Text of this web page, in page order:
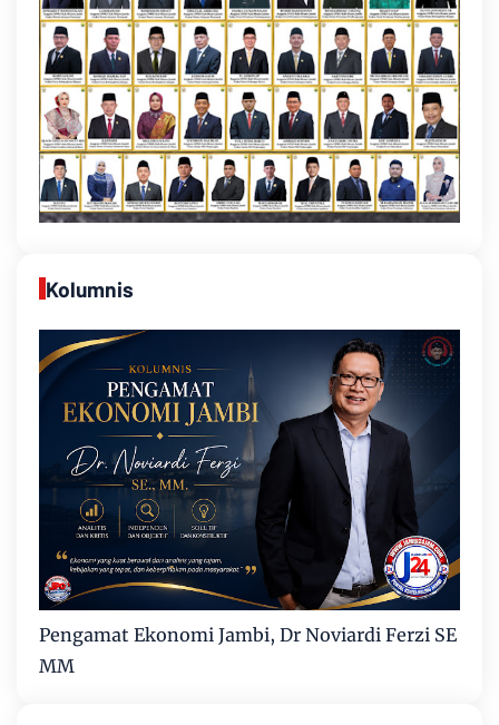
Kolumnis
Pengamat Ekonomi Jambi, Dr Noviardi Ferzi SE
MM